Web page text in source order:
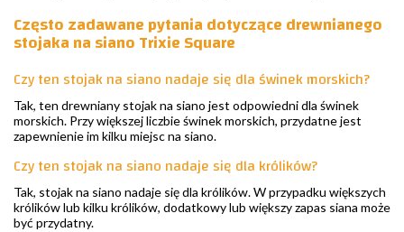
Często zadawane pytania dotyczące drewnianego
stojaka na siano Trixie Square
Czy ten stojak na siano nadaje się dla świnek morskich?
Tak, ten drewniany stojak na siano jest odpowiedni dla świnek
morskich. Przy większej liczbie świnek morskich, przydatne jest
zapewnienie im kilku miejsc na siano.
Czy ten stojak na siano nadaje się dla królików?
Tak, stojak na siano nadaje się dla królików. W przypadku większych
królików lub kilku królików, dodatkowy lub większy zapas siana może
być przydatny.